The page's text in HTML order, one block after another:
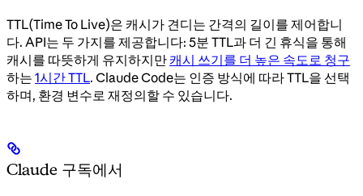
TTL(Time To Live)은 캐시가 견디는 간격의 길이를 제어합니
다. API는 두 가지를 제공합니다: 5분 TTL과 더 긴 휴식을 통해
캐시를 따뜻하게 유지하지만 캐시 쓰기를 더 높은 속도로 청구
하는 1시간 TTL. Claude Code는 인증 방식에 따라 TTL을 선택
하며, 환경 변수로 재정의할 수 있습니다.
Claude 구독에서